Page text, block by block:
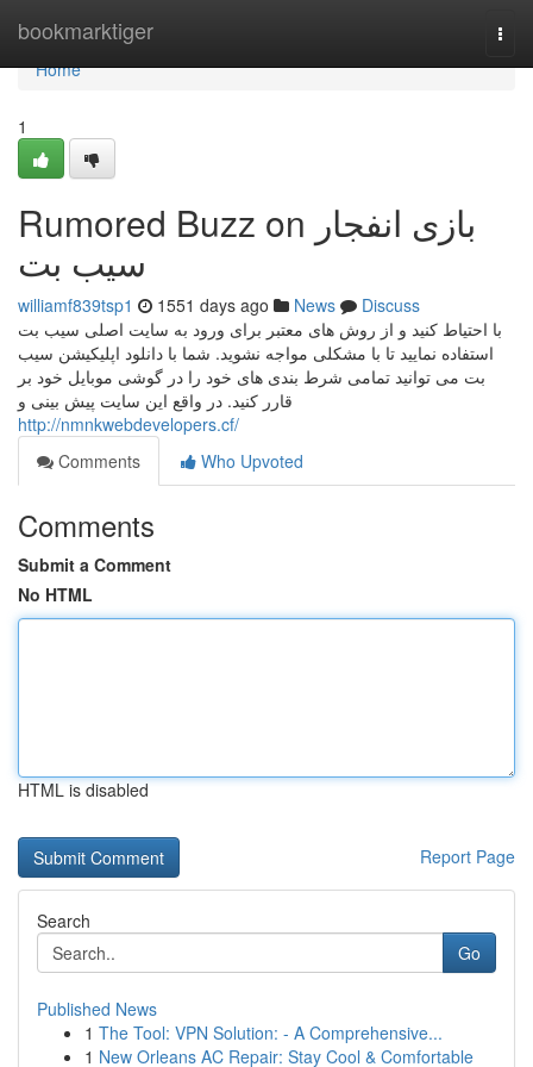
bookmarktiger
Home
Home
1
Rumored Buzz on بازی انفجار
سیب بت
williamf839tsp1 1551 days ago News
Discuss
با احتیاط کنید و از روش های معتبر برای ورود به سایت اصلی سیب بت
استفاده نمایید تا با مشکلی مواجه نشوید. شما با دانلود اپلیکیشن سیب
بت می توانید تمامی شرط بندی های خود را در گوشی موبایل خود بر
قارر کنید. در واقع این سایت پیش بینی و
http://nmnkwebdevelopers.cf/
Comments
Who Upvoted
Comments
Submit a Comment
No HTML
HTML is disabled
Report Page
Search
Go
Published News
1 The Tool: VPN Solution: - A Comprehensive...
1 New Orleans AC Repair: Stay Cool & Comfortable